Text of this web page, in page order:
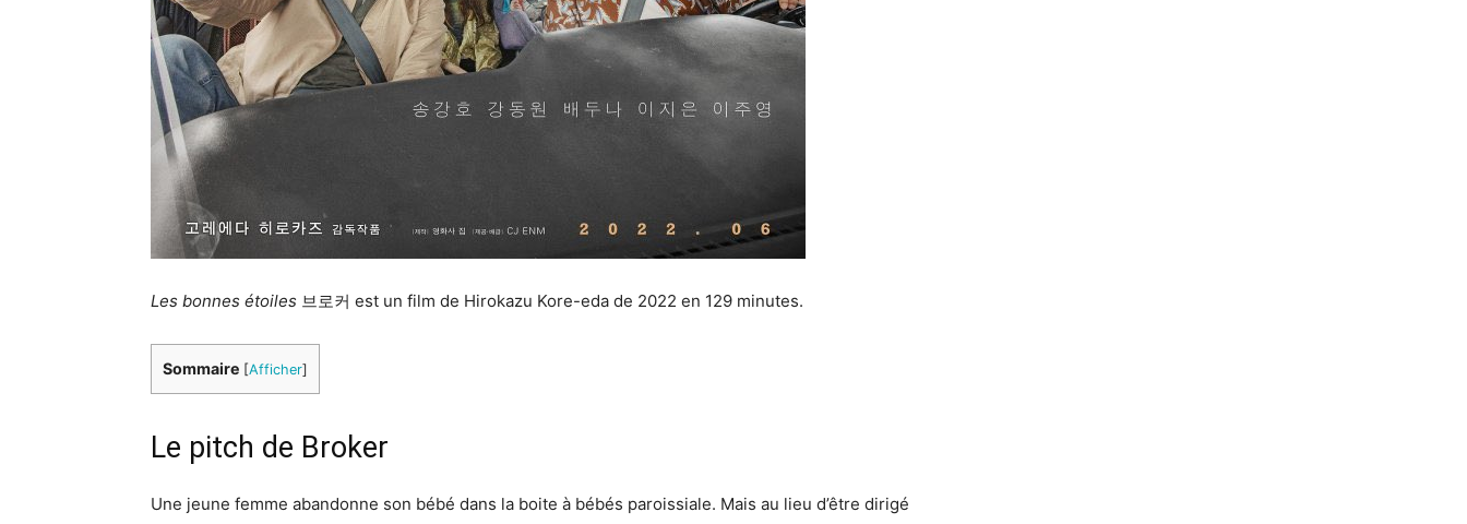
Les bonnes étoiles 브로커 est un film de Hirokazu Kore-eda de 2022 en 129 minutes.
Sommaire [Afficher]
Le pitch de Broker
Une jeune femme abandonne son bébé dans la boite à bébés paroissiale. Mais au lieu d’être dirigé